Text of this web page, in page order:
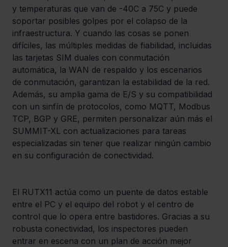
y temperaturas que van de -40C a 75C y puede
soportar posibles golpes por el colapso de la
infraestructura. Y cuando las cosas se ponen
difíciles, las múltiples medidas de fiabilidad, incluidas
las tarjetas SIM duales con conmutación
automática, la WAN de respaldo y los escenarios
de conmutación, garantizan la estabilidad de la red.
Además, su amplia gama de E/S y su compatibilidad
con un sinfín de protocolos, como MQTT, Modbus
TCP, BGP y GRE, permiten personalizar aún más el
SUMMIT-XL con actualizaciones para tareas
especializadas sin tener que realizar ningún cambio
en su configuración de conectividad.
El RUTX11 actúa como un puente de datos estable
entre el PC y el equipo del robot y el centro de
control que lo opera entre bastidores. Gracias a su
robusta conectividad, los inspectores pueden
entrar en escena con un plan de acción mejor